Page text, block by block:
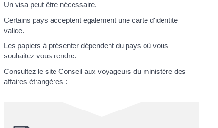
Un visa peut être nécessaire.
Certains pays acceptent également une carte d'identité
valide.
Les papiers à présenter dépendent du pays où vous
souhaitez vous rendre.
Consultez le site Conseil aux voyageurs du ministère des
affaires étrangères :